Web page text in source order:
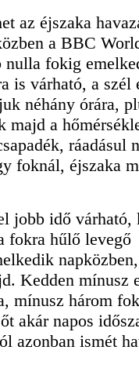
az éjszaka
a BBC
fokig
is várható, a szél
néhány órára,
a
ráadásul
foknál, éjszaka
jobb idő várható,
fokra hűlő levegő
Kedden mínusz
mínusz három
akár napos
azonban ismét